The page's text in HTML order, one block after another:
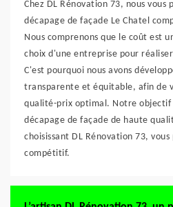
Chez DL Rénovation 73, nous vous
décapage de façade Le Chatel
Nous comprenons que le coût est
choix d'une entreprise pour
C'est pourquoi nous avons
transparente et équitable, afin de
qualité-prix optimal. Notre objectif
décapage de façade de haute
choisissant DL Rénovation 73,
compétitif.